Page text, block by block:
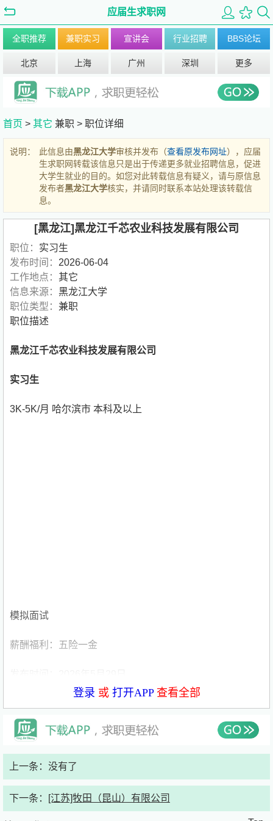
应届生求职网
全职推荐 兼职实习 宣讲会 行业招聘 BBS论坛
北京 上海 广州 深圳 更多
首页 > 其它 兼职 > 职位详细
说明： 此信息由黑龙江大学审核并发布（查看原发布网址），应届
生求职网转载该信息只是出于传递更多就业招聘信息，促进
大学生就业的目的。如您对此转载信息有疑义，请与原信息
发布者黑龙江大学核实，并请同时联系本站处理该转载信
息。
[黑龙江]黑龙江千芯农业科技发展有限公司
职位： 实习生
发布时间： 2026-06-04
工作地点： 其它
信息来源： 黑龙江大学
职位类型： 兼职
职位描述
黑龙江千芯农业科技发展有限公司
实习生
3K-5K/月 哈尔滨市 本科及以上
模拟面试
薪酬福利：五险一金
岗位职责：
协助完成日常行政事务，包括文件收发、资料整理、信息录
入、文档归档等，保证办公流程高效顺畅；
负责办公环境维护、办公用品申领、盘点与发放，保障团队
登录 或 打开APP查看全部
上一条：没有了
下一条： [江苏]牧田（昆山）有限公司